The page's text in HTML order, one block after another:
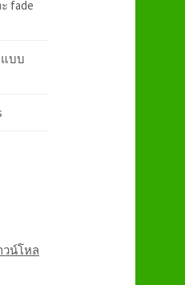
fade
แบบ
วน์โหล